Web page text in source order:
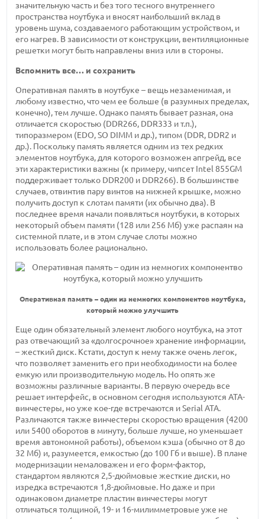
значительную часть и без того тесного внутреннего
пространства ноутбука и вносят наибольший вклад в
уровень шума, создаваемого работающим устройством, и
его нагрев. В зависимости от конструкции, вентиляционные
решетки могут быть направлены вниз или в стороны.
Вспомнить все… и сохранить
Оперативная память в ноутбуке – вещь незаменимая, и
любому известно, что чем ее больше (в разумных пределах,
конечно), тем лучше. Однако память бывает разная, она
отличается скоростью (DDR266, DDR333 и т.п.),
типоразмером (EDO, SO DIMM и др.), типом (DDR, DDR2 и
др.). Поскольку память является одним из тех редких
элементов ноутбука, для которого возможен апгрейд, все
эти характеристики важны (к примеру, чипсет Intel 855GM
поддерживает только DDR200 и DDR266). В большинстве
случаев, отвинтив пару винтов на нижней крышке, можно
получить доступ к слотам памяти (их обычно два). В
последнее время начали появляться ноутбуки, в которых
некоторый объем памяти (128 или 256 Мб) уже распаян на
системной плате, и в этом случае слоты можно
использовать более рационально.
Оперативная память – один из немногих компонентов ноутбука,
который можно улучшить
Еще один обязательный элемент любого ноутбука, на этот
раз отвечающий за «долгосрочное» хранение информации,
– жесткий диск. Кстати, доступ к нему также очень легок,
что позволяет заменить его при необходимости на более
емкую или производительную модель. Но опять же
возможны различные варианты. В первую очередь все
решает интерфейс, в основном сегодня используются ATA-
винчестеры, но уже кое-где встречаются и Serial ATA.
Различаются также винчестеры скоростью вращения (4200
или 5400 оборотов в минуту, больше лучше, но уменьшает
время автономной работы), объемом кэша (обычно от 8 до
32 Мб) и, разумеется, емкостью (до 100 Гб и выше). В плане
модернизации немаловажен и его форм-фактор,
стандартом являются 2,5-дюймовые жесткие диски, но
изредка встречаются 1,8-дюймовые. Но даже и при
одинаковом диаметре пластин винчестеры могут
отличаться толщиной, 19- и 16-милимметровые уже не